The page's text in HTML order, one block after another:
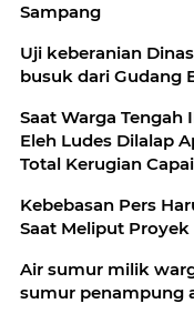
Sampang
Uji keberanian
busuk dari Gudang
Saat Warga Tengah
Eleh Ludes Dilalap
Total Kerugian
Kebebasan Pers
Saat Meliput
Air sumur milik
sumur penampung